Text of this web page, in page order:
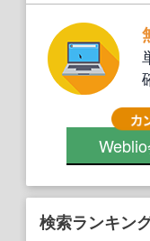
検索ランキン